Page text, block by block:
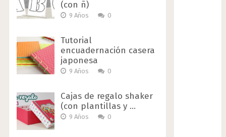
(con ñ)
9 Años 0
Tutorial
encuadernación casera
japonesa
9 Años 0
Cajas de regalo shaker
(con plantillas y …
9 Años 0